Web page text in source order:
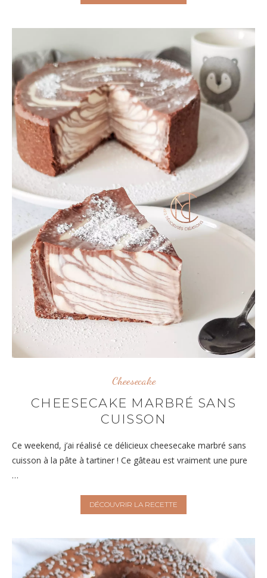
Cheesecake
CHEESECAKE MARBRÉ SANS
CUISSON
Ce weekend, j’ai réalisé ce délicieux cheesecake marbré sans
cuisson à la pâte à tartiner ! Ce gâteau est vraiment une pure
…
DÉCOUVRIR LA RECETTE